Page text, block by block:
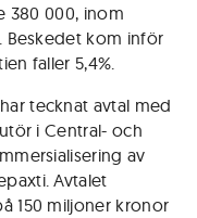
380 000, inom
Beskedet kom inför
faller 5,4%.
tecknat avtal med
i Central- och
av
Avtalet
150 miljoner kronor